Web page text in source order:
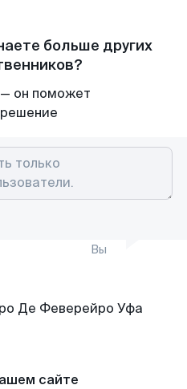
больше других
он поможет
Вы
сайте